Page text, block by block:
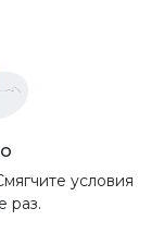
условия
раз.